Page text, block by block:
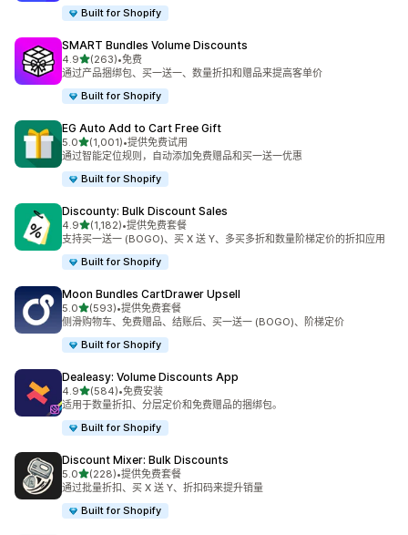
Built for Shopify
SMART Bundles Volume Discounts
4.9星（满分 5 星）
(263)
总共 263 条评论
•免费
通过产品捆绑包、买一送一、数量折扣和赠品来提高客单价
Built for Shopify
EG Auto Add to Cart Free Gift
5.0星（满分 5 星）
(1,001)
总共 1001 条评论
•提供免费试用
通过智能定位规则，自动添加免费赠品和买一送一优惠
Built for Shopify
Discounty: Bulk Discount Sales
4.9星（满分 5 星）
(1,182)
总共 1182 条评论
•提供免费套餐
支持买一送一 (BOGO)、买 X 送 Y、多买多折和数量阶梯定价的折扣应用
Built for Shopify
Moon Bundles CartDrawer Upsell
5.0星（满分 5 星）
(593)
总共 593 条评论
•提供免费套餐
侧滑购物车、免费赠品、结账后、买一送一 (BOGO)、阶梯定价
Built for Shopify
Dealeasy: Volume Discounts App
4.9星（满分 5 星）
(584)
总共 584 条评论
•免费安装
适用于数量折扣、分层定价和免费赠品的捆绑包。
Built for Shopify
Discount Mixer: Bulk Discounts
5.0星（满分 5 星）
(228)
总共 228 条评论
•提供免费套餐
通过批量折扣、买 X 送 Y、折扣码来提升销量
Built for Shopify